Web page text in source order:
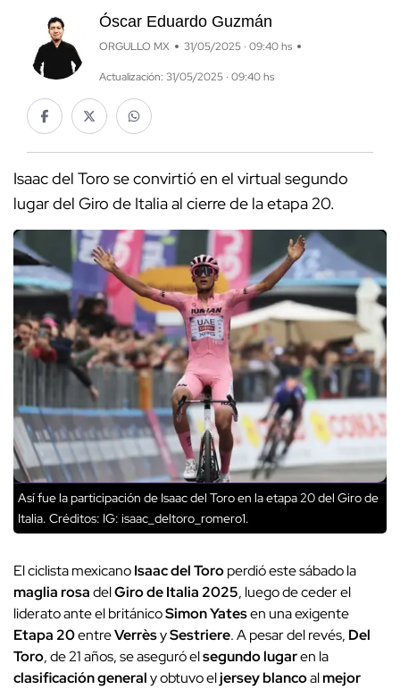
Óscar Eduardo Guzmán
ORGULLO MX 31/05/2025 · 09:40 hs
Actualización: 31/05/2025 · 09:40 hs
Isaac del Toro se convirtió en el virtual segundo
lugar del Giro de Italia al cierre de la etapa 20.
Así fue la participación de Isaac del Toro en la etapa 20 del Giro de
Italia. Créditos: IG: isaac_deltoro_romero1.
El ciclista mexicanoIsaac del Toroperdió este sábado la
maglia rosadelGiro de Italia 2025, luego de ceder el
liderato ante el británicoSimon Yatesen una exigente
Etapa 20entreVerrèsySestriere. A pesar del revés, Del
Toro, de 21 años, se aseguró elsegundo lugaren la
clasificación generaly obtuvo eljersey blancoalmejor